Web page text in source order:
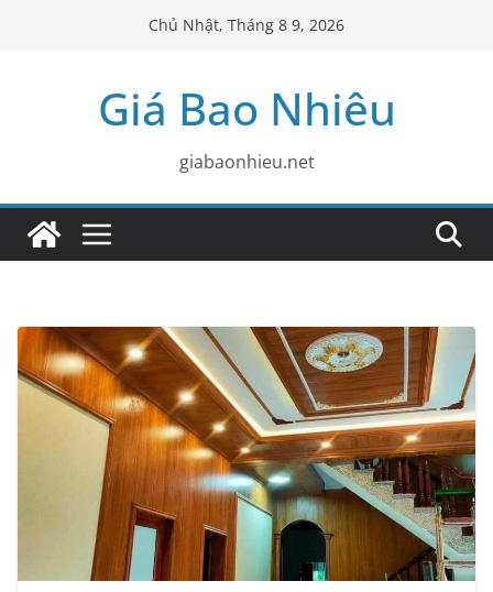
Chủ Nhật, Tháng 8 9, 2026
Giá Bao Nhiêu
giabaonhieu.net